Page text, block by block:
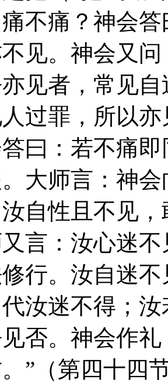
不痛？神会
见。神会又
见者，常见
过罪，所以
曰：若不痛
大师言：神
自性且不见
言：汝心迷
行。汝自迷
汝迷不得；
否。神会作
”（第四十四